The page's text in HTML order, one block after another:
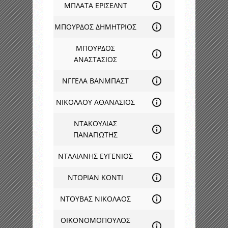
ΜΠΛΑΤΑ ΕΡΙΣΕΛΝΤ
ΜΠΟΥΡΔΟΣ ΔΗΜΗΤΡΙΟΣ
ΜΠΟΥΡΔΟΣ
ΑΝΑΣΤΑΣΙΟΣ
ΝΓΓΕΛΑ ΒΑΝΜΠΑΣΤ
ΝΙΚΟΛΑΟΥ ΑΘΑΝΑΣΙΟΣ
ΝΤΑΚΟΥΛΙΑΣ
ΠΑΝΑΓΙΩΤΗΣ
ΝΤΑΛΙΑΝΗΣ ΕΥΓΕΝΙΟΣ
ΝΤΟΡΙΑΝ ΚΟΝΤΙ
ΝΤΟΥΒΑΣ ΝΙΚΟΛΑΟΣ
ΟΙΚΟΝΟΜΟΠΟΥΛΟΣ